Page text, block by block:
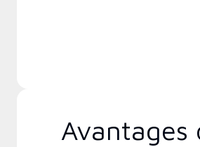
Avantages